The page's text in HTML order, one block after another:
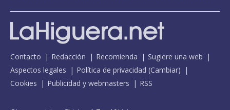
Contacto Redacción Recomienda
Sugiere una web
Aspectos legales
Política de privacidad (Cambiar)
Cookies
Publicidad y webmasters RSS